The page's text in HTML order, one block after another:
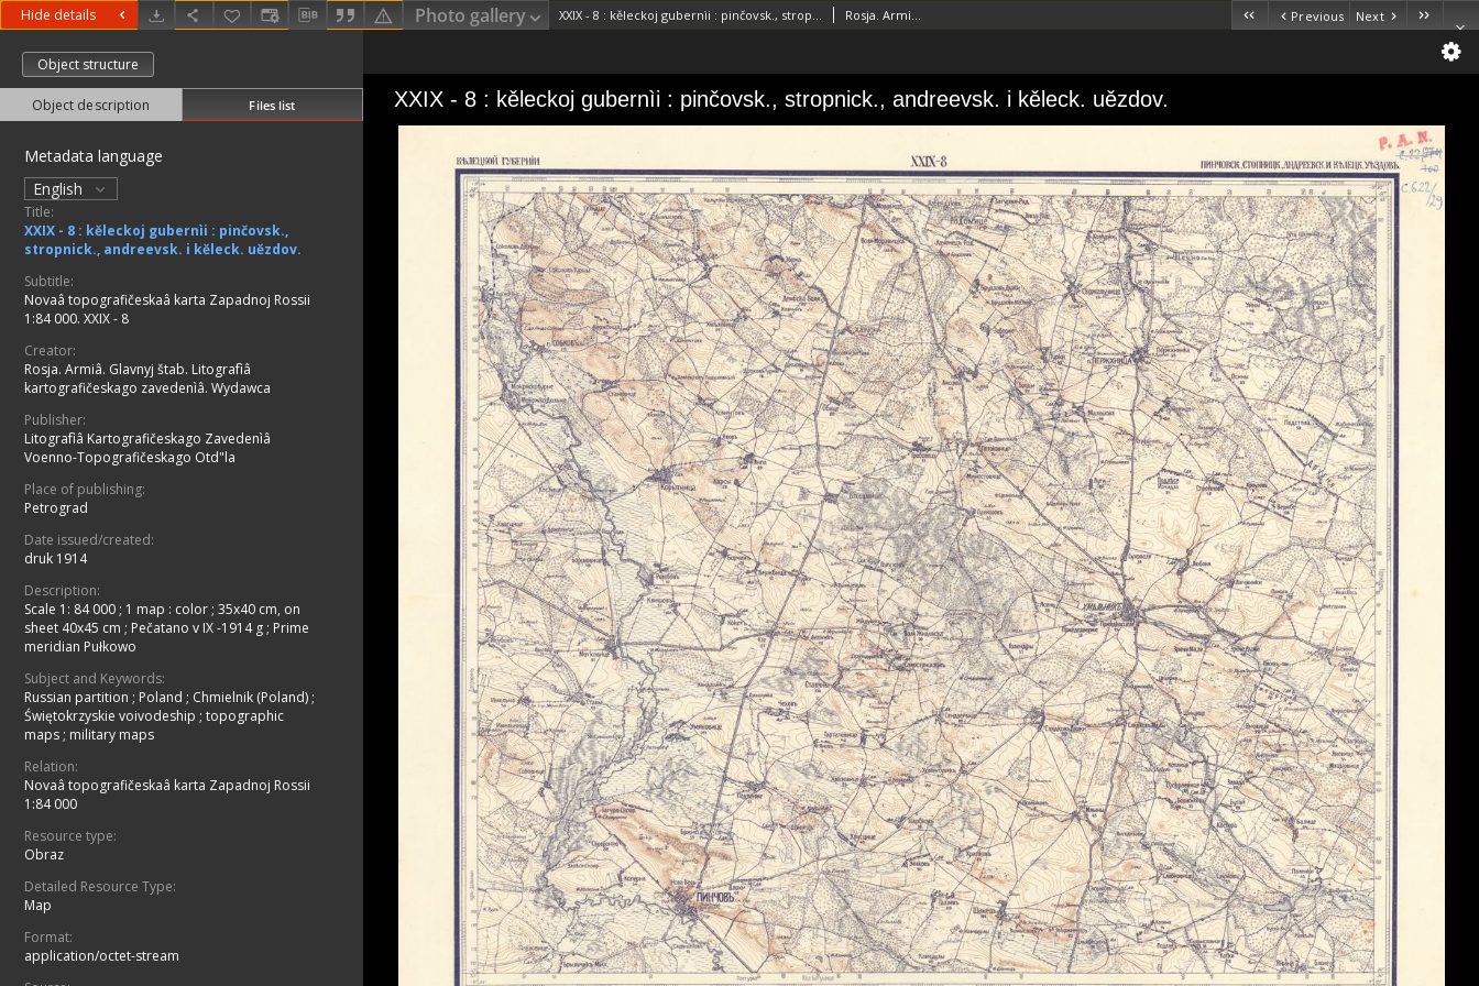
Hide details Photo gallery XXIX - 8 : kěleckoj gubernìi : pinčovsk., stropnick., andreevsk. i kěleck. uězdov. Rosja. Armiâ. Glavnyj štab. Litografìâ kartografičeskago zavedenìâ. Wydawca Previous Next
Object structure
Object description Files list
Metadata language
English
Title:
XXIX - 8 : kěleckoj gubernìi : pinčovsk.,
stropnick., andreevsk. i kěleck. uězdov.
Subtitle:
Novaâ topografičeskaâ karta Zapadnoj Rossii
1:84 000. XXIX - 8
Creator:
Rosja. Armiâ. Glavnyj štab. Litografìâ
kartografičeskago zavedenìâ. Wydawca
Publisher:
Litografìâ Kartografičeskago Zavedenìâ
Voenno-Topografičeskago Otd"la
Place of publishing:
Petrograd
Date issued/created:
druk 1914
Description:
Scale 1: 84 000 ; 1 map : color ; 35x40 cm, on
sheet 40x45 cm ; Pečatano v IX -1914 g ; Prime
meridian Pułkowo
Subject and Keywords:
Russian partition ; Poland ; Chmielnik (Poland) ;
Świętokrzyskie voivodeship ; topographic
maps ; military maps
Relation:
Novaâ topografičeskaâ karta Zapadnoj Rossii
1:84 000
Resource type:
Obraz
Detailed Resource Type:
Map
Format:
application/octet-stream